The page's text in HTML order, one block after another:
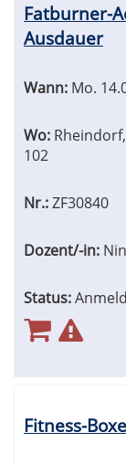
Fatburner-
Ausdauer
Wann: Mo.
Wo:
102
Nr.:ZF30840
Dozent/-in:
Status:
Fitness-